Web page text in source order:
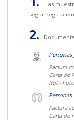
Las
según
Personas
Factura
Carta de
Rut -
Personas
Factura
Carta de